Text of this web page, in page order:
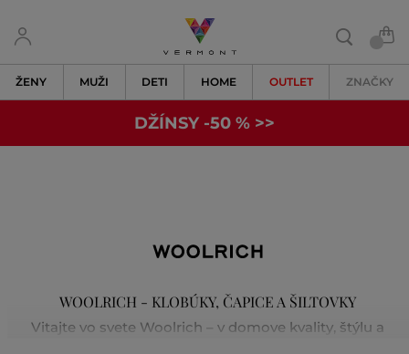
ŽENY MUŽI DETI HOME OUTLET ZNAČKY
DŽÍNSY -50 % >>
WOOLRICH - KLOBÚKY, ČAPICE A ŠILTOVKY
Vitajte vo svete Woolrich – v domove kvality, štýlu a